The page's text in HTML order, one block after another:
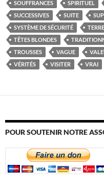
SOUFFRANCES
SPIRITUEL
SUCCESSIVES
SUITE
SYSTÈME DE SÉCURITÉ
TERRE
TÊTES BLONDES
TROUSSES
VAGUE
VÉRITÉS
VISITER VRAI
POUR SOUTENIR NOTRE